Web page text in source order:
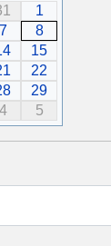
1
7
8
15
22
29
4 5